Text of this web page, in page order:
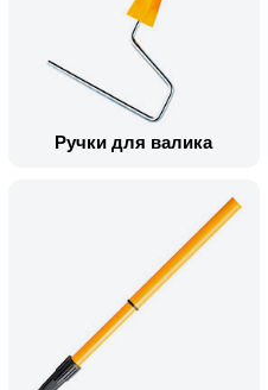
Ручки для валика